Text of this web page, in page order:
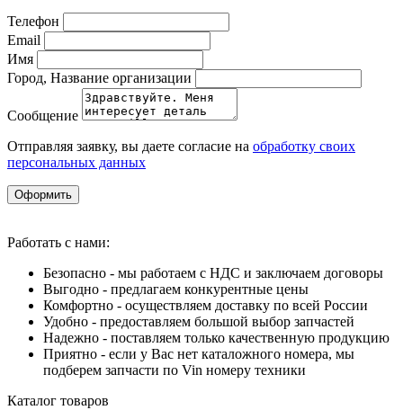
Телефон
Email
Имя
Город, Название организации
Сообщение
Отправляя заявку, вы даете согласие на обработку своих
персональных данных
Оформить
Работать с нами:
Безопасно - мы работаем с НДС и заключаем договоры
Выгодно - предлагаем конкурентные цены
Комфортно - осуществляем доставку по всей России
Удобно - предоставляем большой выбор запчастей
Надежно - поставляем только качественную продукцию
Приятно - если у Вас нет каталожного номера, мы
подберем запчасти по Vin номеру техники
Каталог товаров